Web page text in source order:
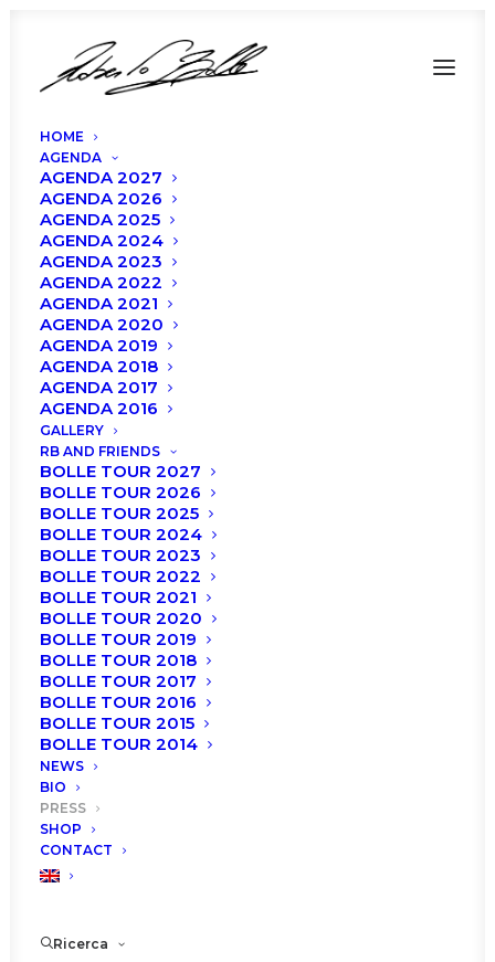
HOME
AGENDA
AGENDA 2027
AGENDA 2026
AGENDA 2025
AGENDA 2024
AGENDA 2023
AGENDA 2022
AGENDA 2021
AGENDA 2020
AGENDA 2019
AGENDA 2018
AGENDA 2017
AGENDA 2016
GALLERY
RB AND FRIENDS
BOLLE TOUR 2027
BOLLE TOUR 2026
BOLLE TOUR 2025
BOLLE TOUR 2024
BOLLE TOUR 2023
BOLLE TOUR 2022
BOLLE TOUR 2021
BOLLE TOUR 2020
BOLLE TOUR 2019
BOLLE TOUR 2018
BOLLE TOUR 2017
BOLLE TOUR 2016
BOLLE TOUR 2015
BOLLE TOUR 2014
NEWS
BIO
PRESS
SHOP
CONTACT
Ricerca